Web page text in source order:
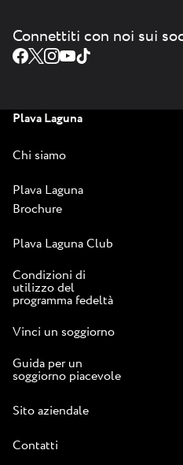
Connettiti con noi sui
Plava Laguna
Chi siamo
Plava Laguna
Brochure
Plava Laguna Club
Condizioni di
utilizzo del
programma fedeltà
Vinci un soggiorno
Guida per un
soggiorno piacevole
Sito aziendale
Contatti